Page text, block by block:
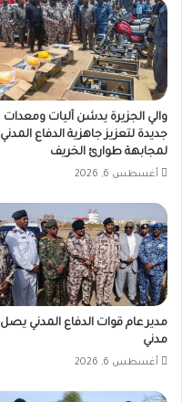
والي الجزيرة يدشن آليات ومعدات
جديدة لتعزيز جاهزية الدفاع المدني
لمجابهة طوارئ الخريف
أغسطس 6, 2026
مدير عام قوات الدفاع المدني يصل
مدني
أغسطس 6, 2026